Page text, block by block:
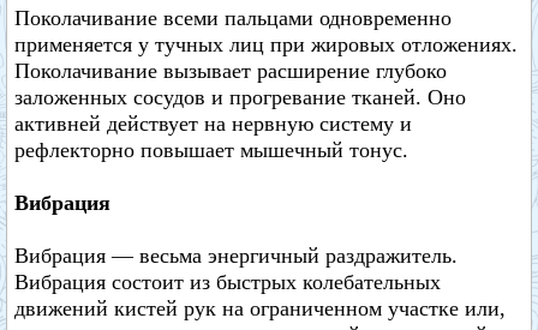
Поколачивание всеми пальцами одновременно
применяется у тучных лиц при жировых отложениях.
Поколачивание вызывает расширение глубоко
заложенных сосудов и прогревание тканей. Оно
активней действует на нервную систему и
рефлекторно повышает мышечный тонус.
Вибрация
Вибрация — весьма энергичный раздражитель.
Вибрация состоит из быстрых колебательных
движений кистей рук на ограниченном участке или,